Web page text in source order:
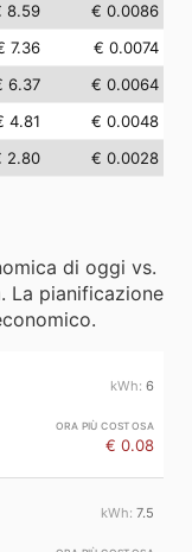
8.59
€ 0.0086
7.36
€ 0.0074
6.37
€ 0.0064
4.81
€ 0.0048
2.80 € 0.0028
di oggi vs.
La pianificazione
6
€ 0.08
7.5